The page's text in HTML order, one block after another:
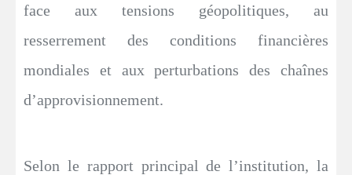
face aux tensions géopolitiques, au
resserrement des conditions financières
mondiales et aux perturbations des chaînes
d’approvisionnement.
Selon le rapport principal de l’institution, la